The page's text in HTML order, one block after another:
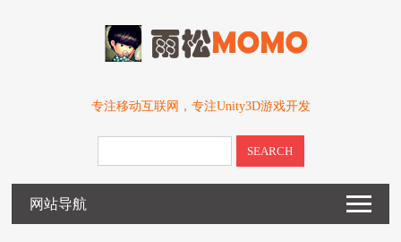
专注移动互联网，专注Unity3D游戏开发
SEARCH
网站导航